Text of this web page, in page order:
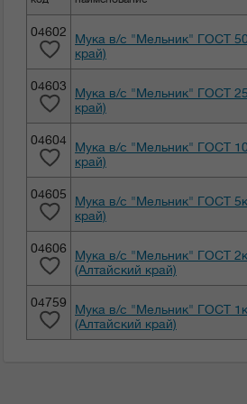
04602
Мука в/с "Мельник" ГОСТ
край)
04603
Мука в/с "Мельник" ГОСТ
край)
04604
Мука в/с "Мельник" ГОСТ
край)
04605
Мука в/с "Мельник" ГОСТ
край)
04606
Мука в/с "Мельник" ГОСТ
(Алтайский край)
04759
Мука в/с "Мельник" ГОСТ
(Алтайский край)